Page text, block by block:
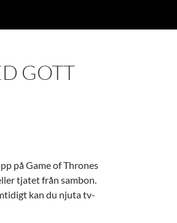
GOTT
på Game of Thrones
tjatet från sambon.
kan du njuta tv-